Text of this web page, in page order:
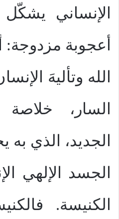
الإنساني
أعجوبة مزدوجة:
الله وتأليهَ
السار،
الجديد، الذي به
الجسد الإلهي
الكنيسة.